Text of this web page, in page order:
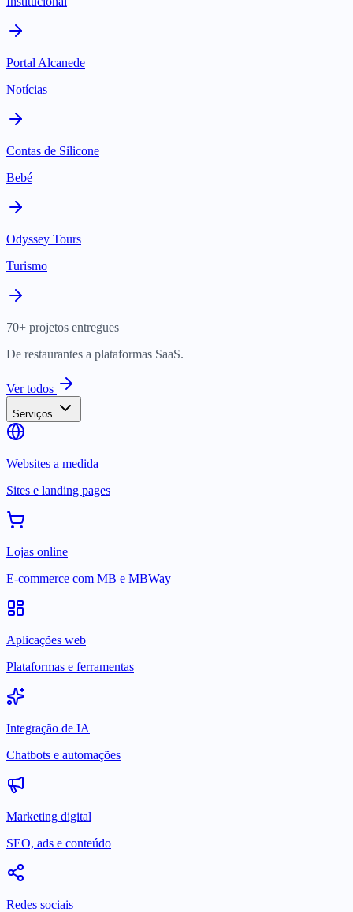
Portal Alcanede
Notícias
Contas de Silicone
Bebé
Odyssey Tours
Turismo
70+ projetos entregues
De restaurantes a plataformas SaaS.
Ver todos
Serviços
Websites a medida
Sites e landing pages
Lojas online
E-commerce com MB e MBWay
Aplicações web
Plataformas e ferramentas
Integração de IA
Chatbots e automações
Marketing digital
SEO, ads e conteúdo
Redes sociais